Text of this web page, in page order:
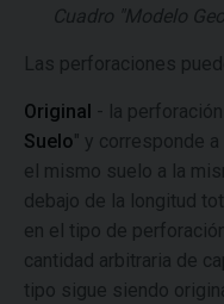
Cuadro "Modelo
Las perforaciones
Original - la
Suelo" y corresponde
el mismo suelo a la
debajo de la longitud
en el tipo de
cantidad arbitraria de
tipo sigue siendo